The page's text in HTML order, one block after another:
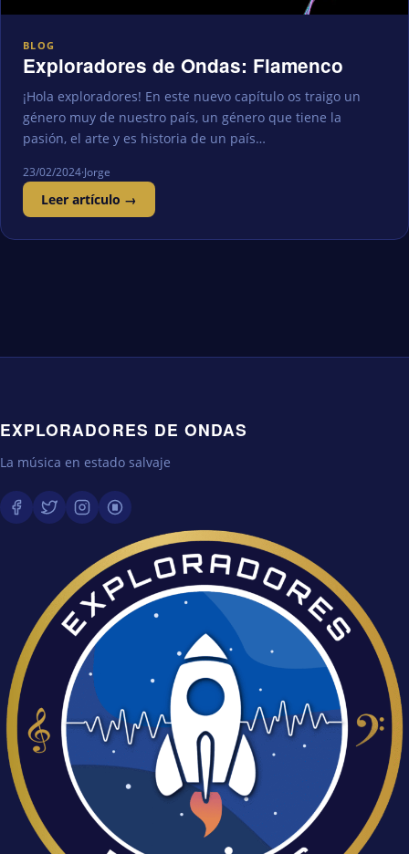
BLOG
Exploradores de Ondas: Flamenco
¡Hola exploradores! En este nuevo capítulo os traigo un
género muy de nuestro país, un género que tiene la
pasión, el arte y es historia de un país…
23/02/2024·Jorge
Leer artículo →
EXPLORADORES DE ONDAS
La música en estado salvaje